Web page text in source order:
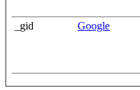
_gid Google